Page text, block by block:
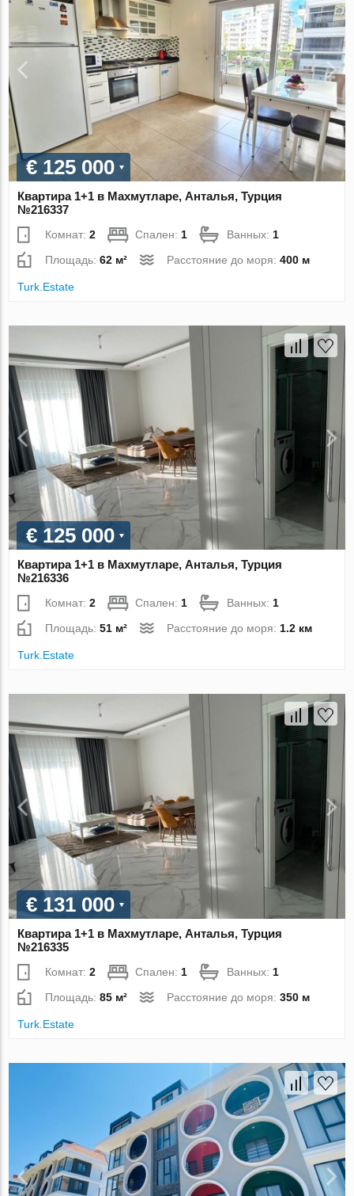
€ 125 000
Квартира 1+1 в Махмутларе, Анталья, Турция
№216337
Комнат:2 Спален: 1 Ванных: 1
Площадь:62 м² Расстояние до моря:400 м
Turk.Estate
€ 125 000
Квартира 1+1 в Махмутларе, Анталья, Турция
№216336
Комнат:2 Спален:1 Ванных:1
Площадь:51 м² Расстояние до моря:1.2 км
Turk.Estate
€ 131 000
Квартира 1+1 в Махмутларе, Анталья, Турция
№216335
Комнат:2 Спален: 1 Ванных: 1
Площадь:85 м² Расстояние до моря:350 м
Turk.Estate